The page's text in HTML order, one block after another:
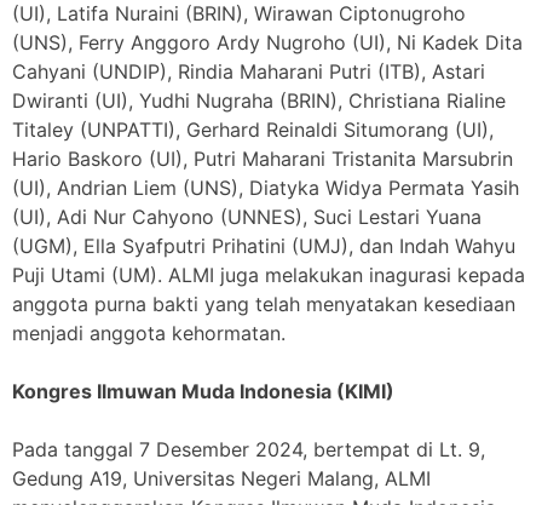
(UI), Latifa Nuraini (BRIN), Wirawan Ciptonugroho
(UNS), Ferry Anggoro Ardy Nugroho (UI), Ni Kadek Dita
Cahyani (UNDIP), Rindia Maharani Putri (ITB), Astari
Dwiranti (UI), Yudhi Nugraha (BRIN), Christiana Rialine
Titaley (UNPATTI), Gerhard Reinaldi Situmorang (UI),
Hario Baskoro (UI), Putri Maharani Tristanita Marsubrin
(UI), Andrian Liem (UNS), Diatyka Widya Permata Yasih
(UI), Adi Nur Cahyono (UNNES), Suci Lestari Yuana
(UGM), Ella Syafputri Prihatini (UMJ), dan Indah Wahyu
Puji Utami (UM). ALMI juga melakukan inagurasi kepada
anggota purna bakti yang telah menyatakan kesediaan
menjadi anggota kehormatan.
Kongres Ilmuwan Muda Indonesia (KIMI)
Pada tanggal 7 Desember 2024, bertempat di Lt. 9,
Gedung A19, Universitas Negeri Malang, ALMI